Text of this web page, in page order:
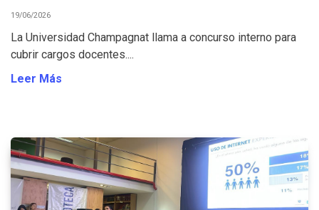
19/06/2026
La Universidad Champagnat llama a concurso interno para
cubrir cargos docentes....
Leer Más